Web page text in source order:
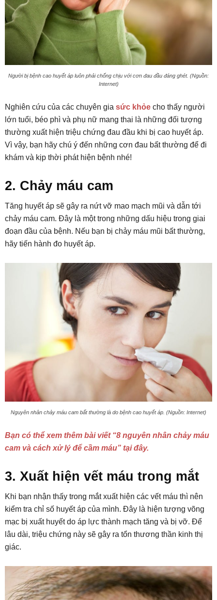
Người bị bệnh cao huyết áp luôn phải chống chịu với cơn đau đầu đáng ghét. (Nguồn:
Internet)
Nghiên cứu của các chuyên gia sức khỏe cho thấy người
lớn tuổi, béo phì và phụ nữ mang thai là những đối tượng
thường xuất hiện triệu chứng đau đầu khi bị cao huyết áp.
Vì vậy, bạn hãy chú ý đến những cơn đau bất thường để đi
khám và kịp thời phát hiện bệnh nhé!
2. Chảy máu cam
Tăng huyết áp sẽ gây ra nứt vỡ mao mạch mũi và dẫn tới
chảy máu cam. Đây là một trong những dấu hiệu trong giai
đoạn đầu của bệnh. Nếu bạn bị chảy máu mũi bất thường,
hãy tiến hành đo huyết áp.
Nguyên nhân chảy máu cam bất thường là do bệnh cao huyết áp. (Nguồn: Internet)
Bạn có thể xem thêm bài viết “8 nguyên nhân chảy máu
cam và cách xử lý để cầm máu” tại đây.
3. Xuất hiện vết máu trong mắt
Khi bạn nhận thấy trong mắt xuất hiện các vết máu thì nên
kiểm tra chỉ số huyết áp của mình. Đây là hiện tượng võng
mạc bị xuất huyết do áp lực thành mạch tăng và bị vỡ. Để
lâu dài, triệu chứng này sẽ gây ra tổn thương thần kinh thị
giác.